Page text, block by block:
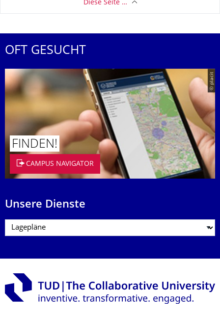
Diese Seite …
OFT GESUCHT
© placit
FINDEN!
CAMPUS NAVIGATOR
Unsere Dienste